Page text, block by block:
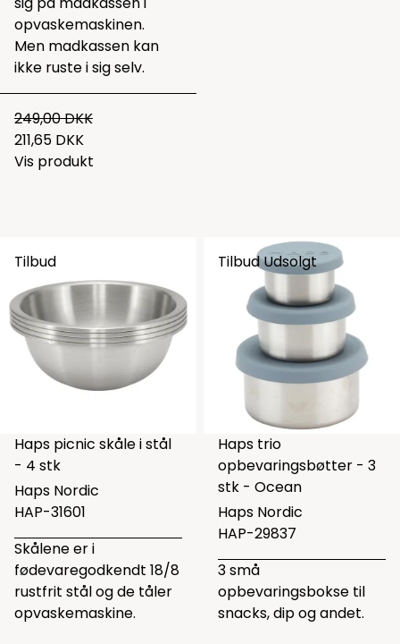
opvaskemaskinen.
Men madkassen kan
ikke ruste i sig selv.
249,00 DKK
211,65 DKK
Vis produkt
Tilbud
Haps picnic skåle i stål
- 4 stk
Haps Nordic
HAP-31601
Skålene er i
fødevaregodkendt 18/8
rustfrit stål og de tåler
opvaskemaskine.
TilbudUdsolgt
Haps trio
opbevaringsbøtter - 3
stk - Ocean
Haps Nordic
HAP-29837
3 små
opbevaringsbokse til
snacks, dip og andet.